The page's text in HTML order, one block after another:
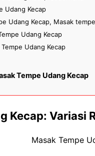
Udang Kecap
Udang Kecap, Masak
Udang Kecap
Udang Kecap
Tempe Udang Kecap
Kecap: Variasi